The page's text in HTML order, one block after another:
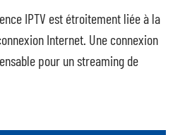
IPTV est étroitement liée à la
Internet. Une connexion
pour un streaming de